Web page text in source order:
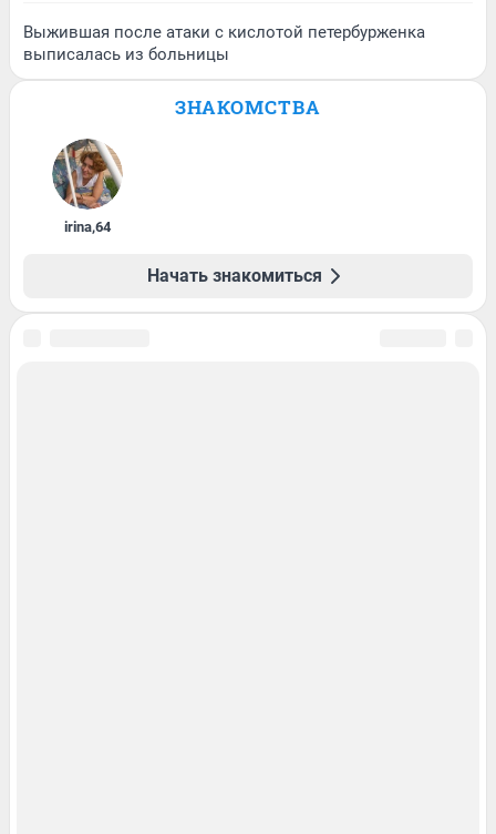
Выжившая после атаки с кислотой петербурженка
выписалась из больницы
ЗНАКОМСТВА
irina,64
Начать знакомиться